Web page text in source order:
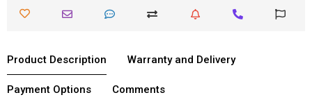
Product Description Warranty and Delivery
Payment Options Comments